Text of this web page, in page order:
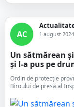
AC 1 august 2024
Un sătmărean
și l-a pus pe
Ordin de protecție
Biroului de presă al